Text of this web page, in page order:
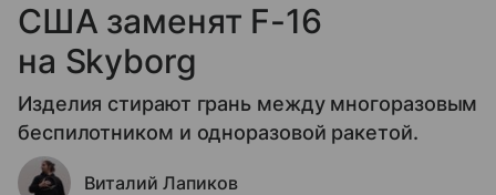
США заменят F-16
на Skyborg
Изделия стирают грань между многоразовым
беспилотником и одноразовой ракетой.
Виталий Лапиков